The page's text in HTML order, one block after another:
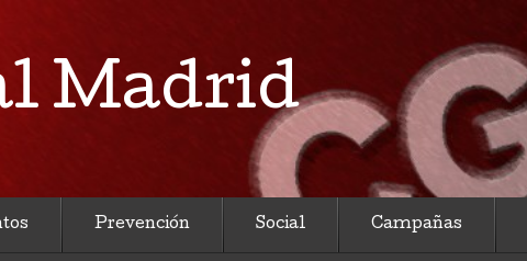
Madrid
Prevención Social Campañas